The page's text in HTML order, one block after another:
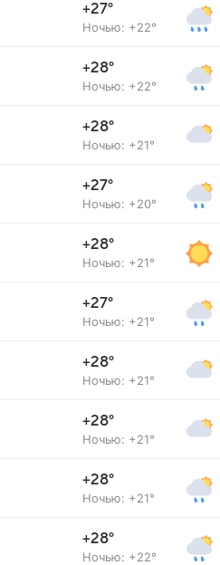
+27°
Ночью: +22°
+28°
Ночью: +22°
+28°
Ночью: +21°
+27°
Ночью: +20°
+28°
Ночью: +21°
+27°
Ночью: +21°
+28°
Ночью: +21°
+28°
Ночью: +21°
+28°
Ночью: +21°
+28°
Ночью: +22°